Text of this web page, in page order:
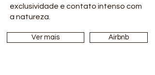
exclusividade e contato intenso com
a natureza.
Ver mais Airbnb